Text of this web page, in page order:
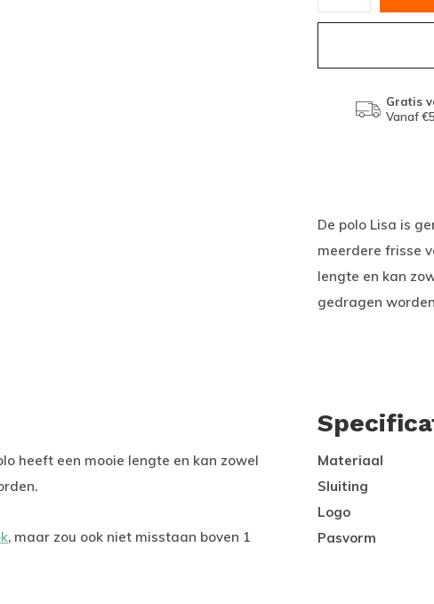
Gratis
Vanaf
De polo Lisa is
meerdere frisse
lengte en kan
gedragen
heeft een mooie lengte en kan zowel
, maar zou ook niet misstaan boven 1
Materiaal
Sluiting
Logo
Pasvorm